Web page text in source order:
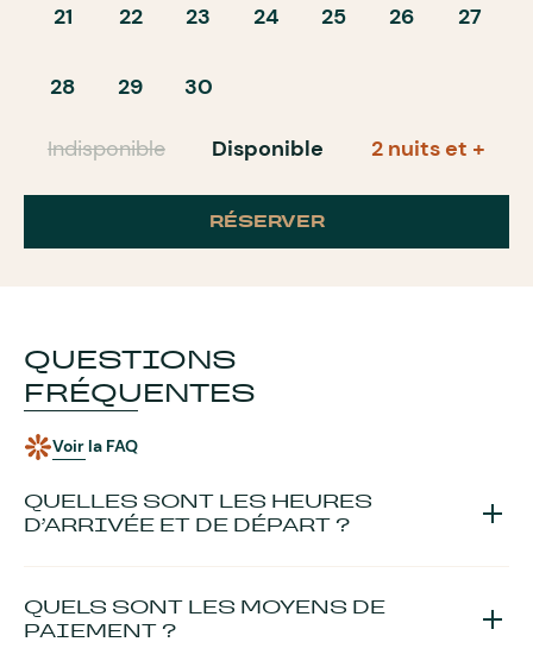
21 22 23 24 25 26 27
28 29 30
Indisponible Disponible 2 nuits et +
RÉSERVER
QUESTIONS
FRÉQUENTES
Voir la FAQ
QUELLES SONT LES HEURES
D’ARRIVÉE ET DE DÉPART ?
vous pensez arriver après 18h, merci de nous communiquer
votre créneau horaire afin que nous puissions organiser votre
arrivée dans les meilleures conditions.
QUELS SONT LES MOYENS DE
PAIEMENT ?